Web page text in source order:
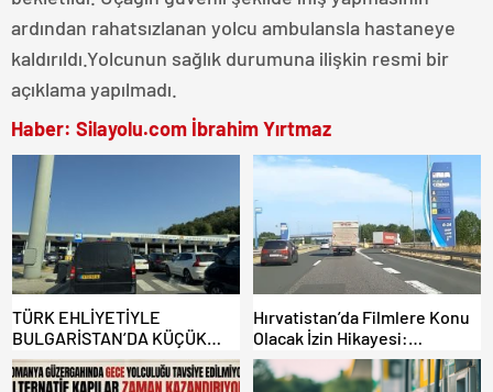
ardından rahatsızlanan yolcu ambulansla hastaneye
kaldırıldı.Yolcunun sağlık durumuna ilişkin resmi bir
açıklama yapılmadı.
Haber: Silayolu.com İbrahim Yırtmaz
TÜRK EHLİYETİYLE
BULGARİSTAN’DA KÜÇÜK
HATA, ARACINA 6 AY EL
KONULMASINA YOL AÇTI
Hırvatistan’da Filmlere Konu
Olacak İzin Hikayesi:
Benzinlikte Eşini Unuttu!